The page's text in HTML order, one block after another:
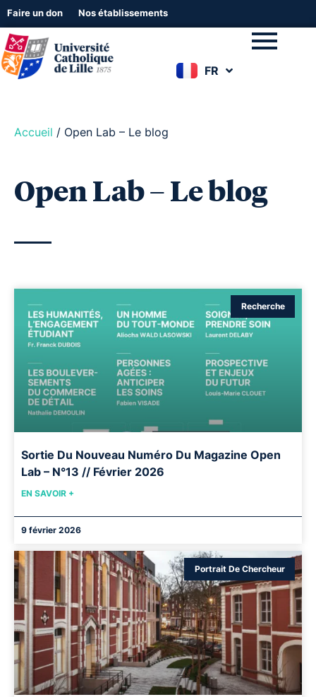
Faire un don Nos établissements
FR
EN
Accueil / Open Lab – Le blog
Open Lab – Le blog
Recherche
Sortie Du Nouveau Numéro Du Magazine Open
Lab – N°13 // Février 2026
EN SAVOIR +
9 février 2026
Portrait De Chercheur